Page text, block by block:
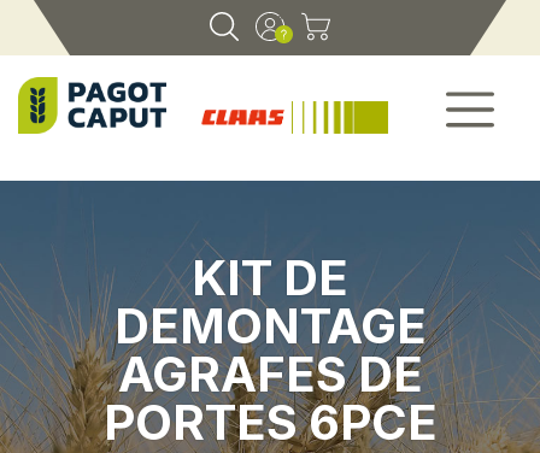
KIT DE
DEMONTAGE
AGRAFES DE
PORTES 6PCE